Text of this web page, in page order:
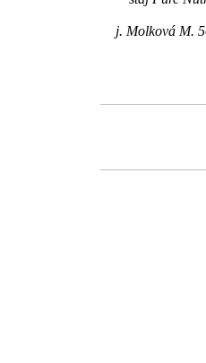
j. Molková M.